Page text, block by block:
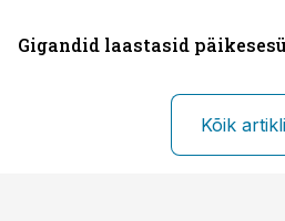
Gigandid laastasid
Kõik